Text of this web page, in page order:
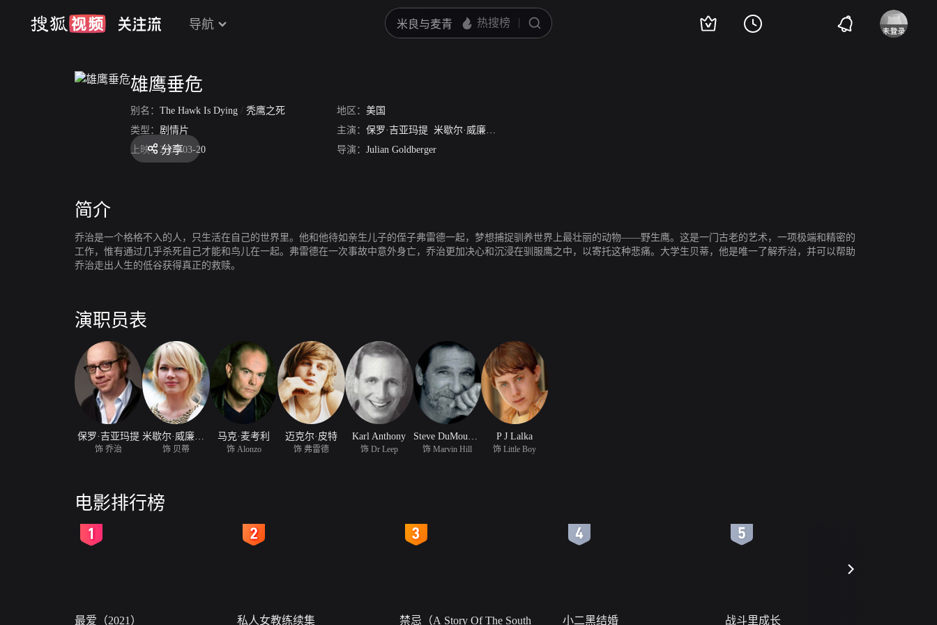
导航
雄鹰垂危
别名： The Hawk Is Dying / 秃鹰之死 地区： 美国
类型： 剧情片 主演： 保罗·吉亚玛提 米歇尔·威廉姆斯
上映： 2007-03-20 导演： Julian Goldberger
分享
简介
乔治是一个格格不入的人，只生活在自己的世界里。他和他待如亲生儿子的侄子弗雷德一起，梦想捕捉驯养世界上最壮丽的动物——野生鹰。这是一门古老的艺术，一项极端和精密的
工作，惟有通过几乎杀死自己才能和鸟儿在一起。弗雷德在一次事故中意外身亡，乔治更加决心和沉浸在驯服鹰之中，以寄托这种悲痛。大学生贝蒂，他是唯一了解乔治，并可以帮助
乔治走出人生的低谷获得真正的救赎。
演职员表
保罗·吉亚玛提
饰 乔治 饰 贝蒂
马克·麦考利
饰 Alonzo
迈克尔·皮特
饰 弗雷德
Karl Anthony
饰 Dr Leep 饰 Marvin Hill
P J Lalka
饰 Little Boy
电影排行榜
最爱（2021） 私人女教练续集 禁忌（A Story Of The South 小二黑结婚 战斗里成长